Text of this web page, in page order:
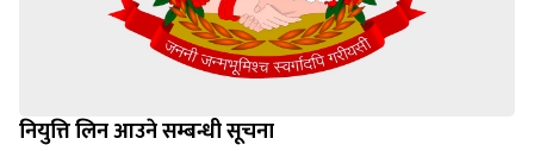
नियुत्ति लिन आउने सम्बन्धी सूचना